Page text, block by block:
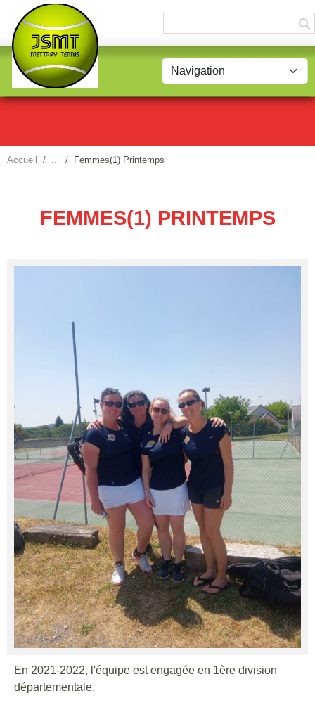
Accueil Femmes(1) Printemps
FEMMES(1) PRINTEMPS
En 2021-2022, l'équipe est engagée en 1ère division
départementale.
Panneau de gestion des cookies